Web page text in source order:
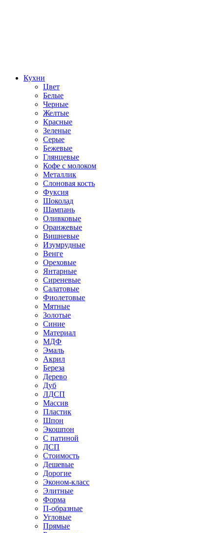
Кухни
Цвет
Белые
Черные
Желтые
Красные
Зеленые
Серые
Бежевые
Глянцевые
Кофе с молоком
Металлик
Слоновая кость
Фуксия
Шоколад
Шампань
Оливковые
Оранжевые
Вишневые
Изумрудные
Венге
Ореховые
Янтарные
Сиреневые
Салатовые
Фиолетовые
Мятные
Золотые
Синие
Материал
МДФ
Эмаль
Акрил
Береза
Дерево
Дуб
ЛДСП
Массив
Пластик
Шпон
Экошпон
С патиной
ДСП
Стоимость
Дешевые
Дорогие
Эконом-класс
Элитные
Форма
П-образные
Угловые
Прямые